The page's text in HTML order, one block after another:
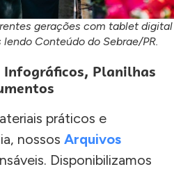
gerações com tablet digital
Conteúdo do Sebrae/PR.
Planilhas
práticos e
nossos Arquivos
Disponibilizamos